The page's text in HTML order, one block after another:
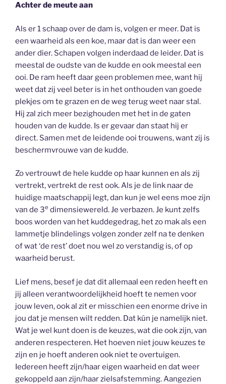
Achter de meute aan
Als er 1 schaap over de dam is, volgen er meer. Dat is
een waarheid als een koe, maar dat is dan weer een
ander dier. Schapen volgen inderdaad de leider. Dat is
meestal de oudste van de kudde en ook meestal een
ooi. De ram heeft daar geen problemen mee, want hij
weet dat zij veel beter is in het onthouden van goede
plekjes om te grazen en de weg terug weet naar stal.
Hij zal zich meer bezighouden met het in de gaten
houden van de kudde. Is er gevaar dan staat hij er
direct. Samen met de leidende ooi trouwens, want zij is
beschermvrouwe van de kudde.
Zo vertrouwt de hele kudde op haar kunnen en als zij
vertrekt, vertrekt de rest ook. Als je de link naar de
huidige maatschappij legt, dan kun je wel eens moe zijn
van de 3e dimensiewereld. Je verbazen. Je kunt zelfs
boos worden van het kuddegedrag, het zo mak als een
lammetje blindelings volgen zonder zelf na te denken
of wat ‘de rest’ doet nou wel zo verstandig is, of op
waarheid berust.
Lief mens, besef je dat dit allemaal een reden heeft en
jij alleen verantwoordelijkheid hoeft te nemen voor
jouw leven, ook al zit er misschien een enorme drive in
jou dat je mensen wilt redden. Dat kún je namelijk niet.
Wat je wel kunt doen is de keuzes, wat die ook zijn, van
anderen respecteren. Het hoeven niet jouw keuzes te
zijn en je hoeft anderen ook niet te overtuigen.
Iedereen heeft zijn/haar eigen waarheid en dat weer
gekoppeld aan zijn/haar zielsafstemming. Aangezien